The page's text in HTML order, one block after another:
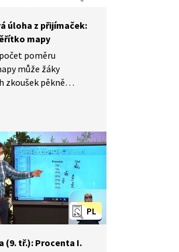
úloha z přijímaček:
mapy
poměru
může žáky
zkoušek pěkně
si vysvětlíme
Uvidíte, že se
příkladů bát
PL
(9. tř.): Procenta I.